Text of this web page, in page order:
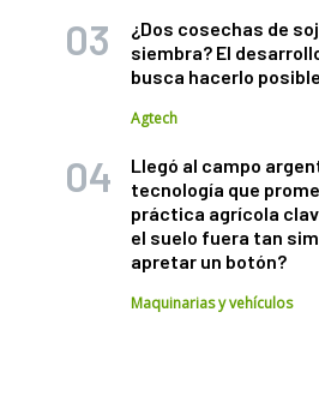
¿Dos cosechas de
siembra? El
busca hacerlo posible
Agtech
Llegó al campo
tecnología que
práctica agrícola
el suelo fuera tan
apretar un botón?
Maquinarias y vehículos